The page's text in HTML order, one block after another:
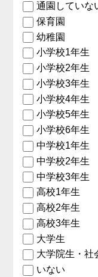
通園していな
保育園
幼稚園
小学校1年生
小学校2年生
小学校3年生
小学校4年生
小学校5年生
小学校6年生
中学校1年生
中学校2年生
中学校3年生
高校1年生
高校2年生
高校3年生
大学生
大学院生・社
いない